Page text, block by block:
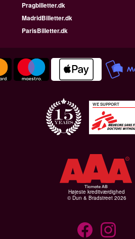
Pragbilletter.dk
MadridBilletter.dk
ParisBilletter.dk
WE SUPPORT
Højeste kreditværdighed
© Dun & Bradstreet 2026